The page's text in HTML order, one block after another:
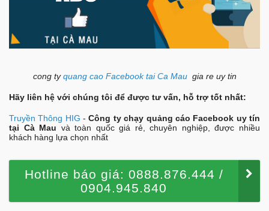
cong tyquang cao Facebook taiCa Maugia re uy tin
Hãy liên hệ với chúng tôi để được tư vấn, hỗ trợ tốt nhất:
Truyền Thông HIG -Công ty chạy quảng cáo Facebook uy tín
tại Cà Mau và toàn quốc giá rẻ, chuyên nghiệp, được nhiều
khách hàng lựa chọn nhất
Hotline báo giá: 0888.876.444 /
0904.945.840